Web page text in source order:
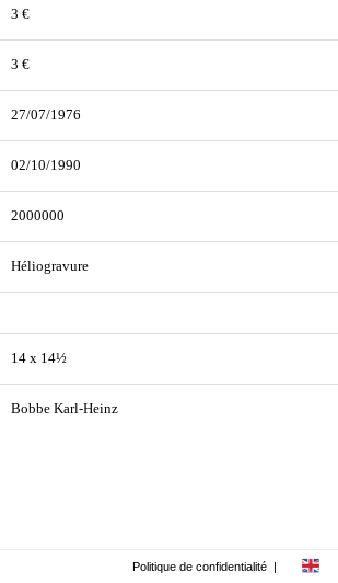
3 €
3 €
27/07/1976
02/10/1990
2000000
Héliogravure
14 x 14½
Bobbe Karl-Heinz
Politique de confidentialité |